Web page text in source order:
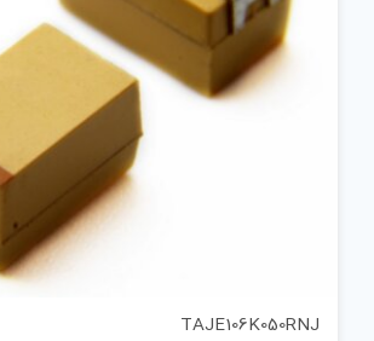
TAJE106K050RNJ